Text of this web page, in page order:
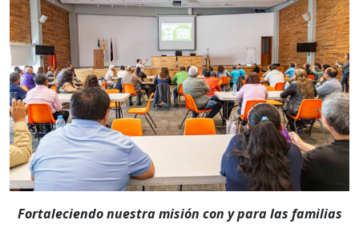
Fortaleciendo nuestra misión con y para las familias